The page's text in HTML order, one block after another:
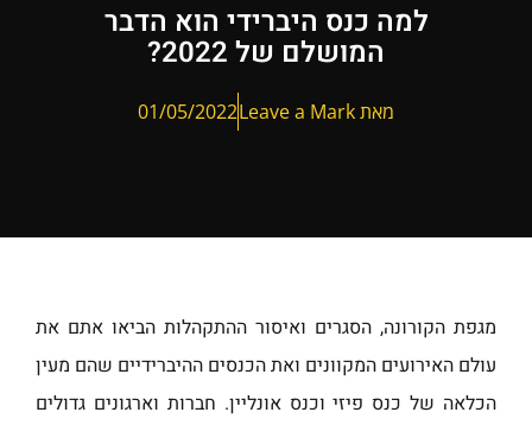
למה כנס היברידי הוא הדבר
המושלם של 2022?
מאת Leave a Mark 01/05/2022
מגפת הקורונה, הסגרים ואיסור ההתקהלות הביאו אתם את
עולם האירועים המקוונים ואת הכנסים ההיברידיים שהם מעין
הכלאה של כנס פיזי וכנס אונליין. חברות וארגונים גדולים